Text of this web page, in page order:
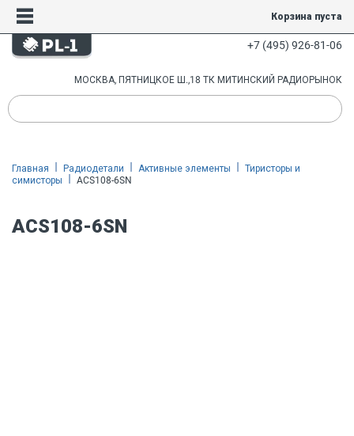
Корзина пуста
+7 (495) 926-81-06
МОСКВА, ПЯТНИЦКОЕ Ш.,18 ТК МИТИНСКИЙ РАДИОРЫНОК
Главная Радиодетали Активные элементы
Тиристоры и
симисторы
ACS108-6SN
ACS108-6SN